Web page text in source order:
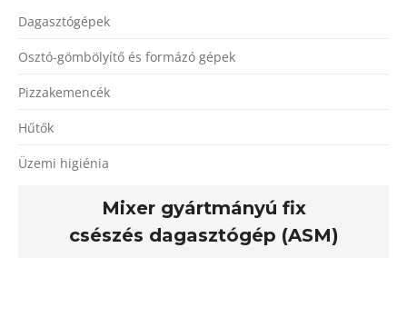
Dagasztógépek
Osztó-gömbölyítő és formázó gépek
Pizzakemencék
Hűtők
Üzemi higiénia
Mixer gyártmányú fix
csészés dagasztógép (ASM)